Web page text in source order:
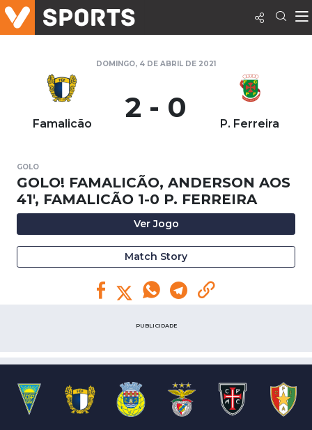
DOMINGO, 4 DE ABRIL DE 2021
Famalicão 2 - 0 P. Ferreira
GOLO
GOLO! FAMALICÃO, ANDERSON AOS
41', FAMALICÃO 1-0 P. FERREIRA
Ver Jogo
Match Story
PUBLICIDADE